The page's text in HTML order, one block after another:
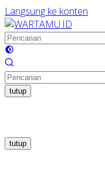
Langsung ke konten
tutup
tutup